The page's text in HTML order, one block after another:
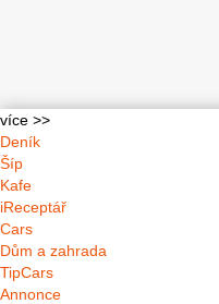
více >>
Deník
Šíp
Kafe
iReceptář
Cars
Dům a zahrada
TipCars
Annonce